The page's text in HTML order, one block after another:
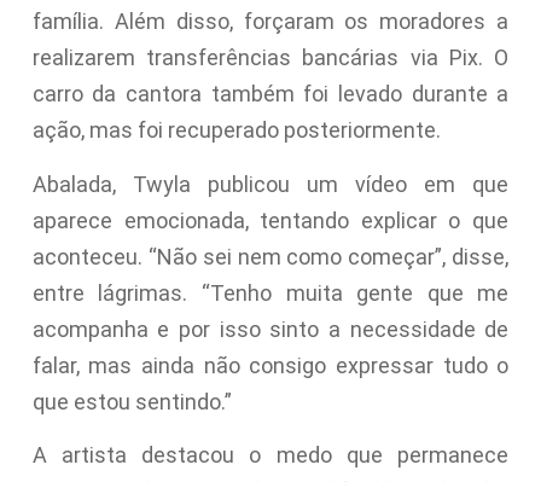
família. Além disso, forçaram os moradores a
realizarem transferências bancárias via Pix. O
carro da cantora também foi levado durante a
ação, mas foi recuperado posteriormente.
Abalada, Twyla publicou um vídeo em que
aparece emocionada, tentando explicar o que
aconteceu. “Não sei nem como começar”, disse,
entre lágrimas. “Tenho muita gente que me
acompanha e por isso sinto a necessidade de
falar, mas ainda não consigo expressar tudo o
que estou sentindo.”
A artista destacou o medo que permanece